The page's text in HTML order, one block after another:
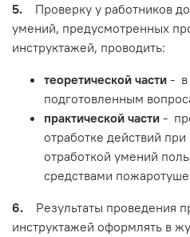
5. Проверку у работников
умений, предусмотренных
инструктажей, проводить:
теоретической части - в
подготовленным
практической части -
отработке действий
отработкой умений
средствами
6. Результаты проведения
инструктажей оформлять в